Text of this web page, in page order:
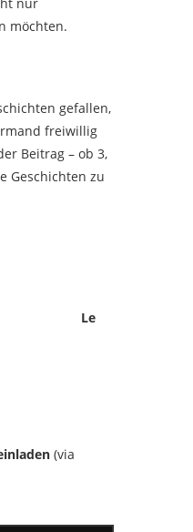
nur
möchten.
gefallen,
freiwillig
Beitrag – ob 3,
Geschichten zu
Le
(via